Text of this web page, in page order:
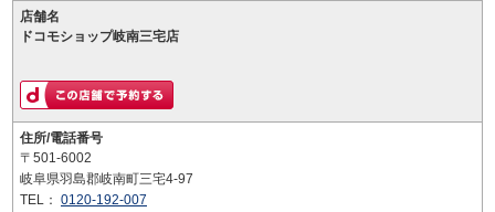
店舗名
ドコモショップ岐南三宅店
住所/電話番号
〒501-6002
岐阜県羽島郡岐南町三宅4-97
TEL： 0120-192-007